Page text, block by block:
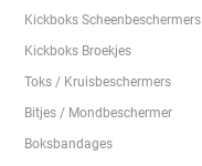
Kickboks Scheenbeschermers
Kickboks Broekjes
Toks / Kruisbeschermers
Bitjes / Mondbeschermer
Boksbandages